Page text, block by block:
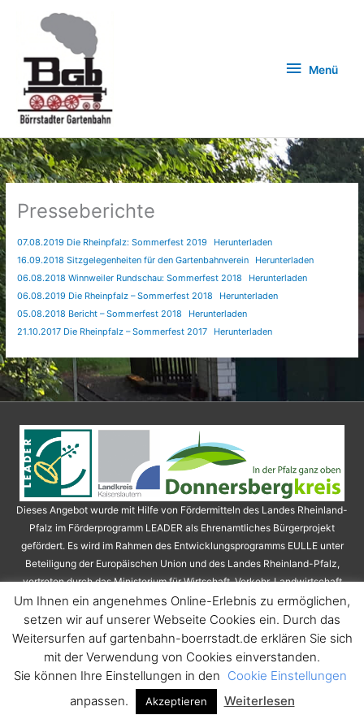
Menü
Menü
Presseberichte
07.08.2019 Die Rheinpfalz: Sommerfest 2019
Herunterladen
16.09.2018 Sitzgelegenheiten für den Gartenbahnverein
Herunterladen
06.08.2018 Winnweiler Rundschau: Sommerfest 2018
Herunterladen
06.08.2019 Die Rheinpfalz – Sommerfest 2018
Herunterladen
05.08.2018 Bericht – Sommerfest 2018
Herunterladen
21.10.2017 Die Rheinpfalz – Sommerfest 2017
Herunterladen
Dieses Angebot wurde mit Hilfe von Fördermitteln des Landes Rheinland-
Pfalz im Förderprogramm LEADER als Ehrenamtliches Bürgerprojekt
gefördert. Es wird im Rahmen des Entwicklungsprogramms EULLE unter
Beteiligung der Europäischen Union und des Landes Rheinland-Pfalz,
vertreten durch das Ministerium für Wirtschaft, Verkehr, Landwirtschaft
und Weinbau, unterstützt.
Copyright © 2026Gartenbahn Börrstadt e. V.
Impressum
Um Ihnen ein angenehmes Online-Erlebnis zu ermöglichen,
setzen wir auf unserer Webseite Cookies ein. Durch das
Weitersurfen auf gartenbahn-boerrstadt.de erklären Sie sich
mit der Verwendung von Cookies einverstanden.
Sie können Ihre Einstellungen in den Cookie Einstellungen
anpassen.
Akzeptieren Weiterlesen